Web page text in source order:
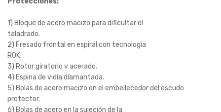
1) Bloque de acero macizo para dificultar el
taladrado.
2) Fresado frontal en espiral con tecnología
ROK.
3) Rotor giratorio v acerado.
4) Espina de vidia diamantada.
5) Bolas de acero macizo en el embellecedor del escudo
protector.
6) Bolas de acero en la sujeción de la